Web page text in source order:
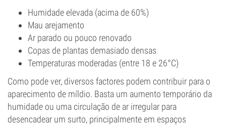
Humidade elevada (acima de 60%)
Mau arejamento
Ar parado ou pouco renovado
Copas de plantas demasiado densas
Temperaturas moderadas (entre 18 e 26°C)
Como pode ver, diversos factores podem contribuir para o
aparecimento de míldio. Basta um aumento temporário da
humidade ou uma circulação de ar irregular para
desencadear um surto, principalmente em espaços